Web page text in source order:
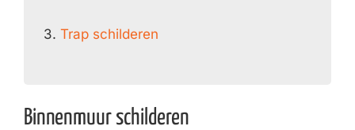
3. Trap schilderen
Binnenmuur schilderen